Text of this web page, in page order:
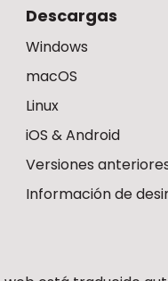
Descargas
Windows
macOS
Linux
iOS & Android
Versiones
Información de